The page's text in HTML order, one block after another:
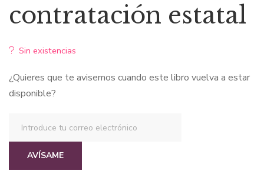
contratación estatal
Sin existencias
¿Quieres que te avisemos cuando este libro vuelva a estar
disponible?
AVÍSAME